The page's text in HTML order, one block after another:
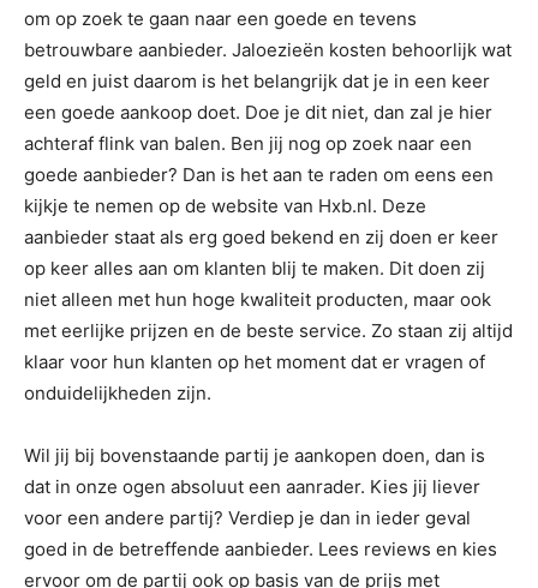
om op zoek te gaan naar een goede en tevens
betrouwbare aanbieder. Jaloezieën kosten behoorlijk wat
geld en juist daarom is het belangrijk dat je in een keer
een goede aankoop doet. Doe je dit niet, dan zal je hier
achteraf flink van balen. Ben jij nog op zoek naar een
goede aanbieder? Dan is het aan te raden om eens een
kijkje te nemen op de website van Hxb.nl. Deze
aanbieder staat als erg goed bekend en zij doen er keer
op keer alles aan om klanten blij te maken. Dit doen zij
niet alleen met hun hoge kwaliteit producten, maar ook
met eerlijke prijzen en de beste service. Zo staan zij altijd
klaar voor hun klanten op het moment dat er vragen of
onduidelijkheden zijn.
Wil jij bij bovenstaande partij je aankopen doen, dan is
dat in onze ogen absoluut een aanrader. Kies jij liever
voor een andere partij? Verdiep je dan in ieder geval
goed in de betreffende aanbieder. Lees reviews en kies
ervoor om de partij ook op basis van de prijs met